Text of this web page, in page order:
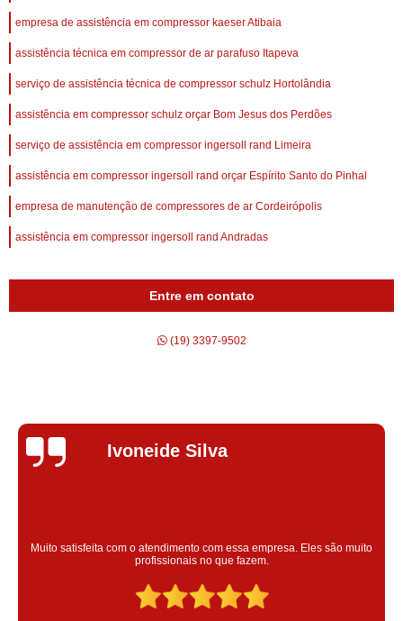
empresa de assistência em compressor kaeser Atibaia
assistência técnica em compressor de ar parafuso Itapeva
serviço de assistência técnica de compressor schulz Hortolândia
assistência em compressor schulz orçar Bom Jesus dos Perdões
serviço de assistência em compressor ingersoll rand Limeira
assistência em compressor ingersoll rand orçar Espírito Santo do Pinhal
empresa de manutenção de compressores de ar Cordeirópolis
assistência em compressor ingersoll rand Andradas
Entre em contato
(19) 3397-9502
Silvana Alves
Super satisfeita com o serviço prestado, atendimento muito bom!
colaoradores educado e transparente, destaque para o colaborador
Claudinei excelente profissional!